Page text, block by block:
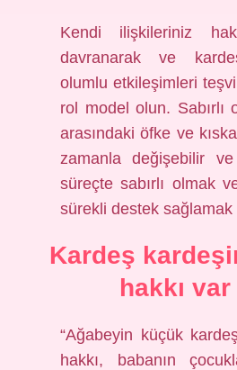
Kendi ilişkileriniz
davranarak ve
olumlu etkileşimleri
rol model olun. Sabırlı
arasındaki öfke ve
zamanla değişebilir
süreçte sabırlı olmak
sürekli destek sağlamak
Kardeş
hakkı var
“Ağabeyin küçük
hakkı, babanın